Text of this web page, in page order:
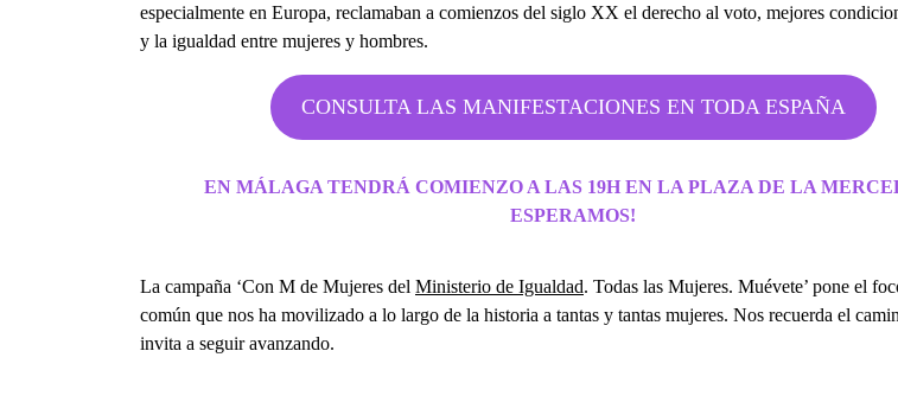
especialmente en Europa, reclamaban a comienzos del siglo XX el derecho al voto, mejores
y la igualdad entre mujeres y hombres.
CONSULTA LAS MANIFESTACIONES EN TODA ESPAÑA
EN MÁLAGA TENDRÁ COMIENZO A LAS 19H EN LA PLAZA DE LA
ESPERAMOS!
La campaña ‘Con M de Mujeres del Ministerio de Igualdad. Todas las Mujeres. Muévete’ pone el
común que nos ha movilizado a lo largo de la historia a tantas y tantas mujeres. Nos recuerda el
invita a seguir avanzando.